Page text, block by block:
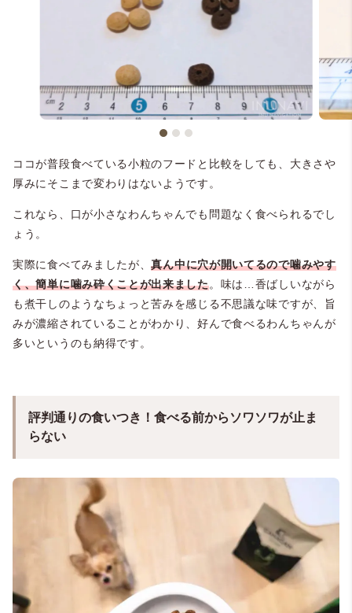
ココが普段食べている小粒のフードと比較をしても、大きさや
厚みにそこまで変わりはないようです。
これなら、口が小さなわんちゃんでも問題なく食べられるでし
ょう。
実際に食べてみましたが、真ん中に穴が開いてるので噛みやす
く、簡単に噛み砕くことが出来ました。味は…香ばしいながら
も煮干しのようなちょっと苦みを感じる不思議な味ですが、旨
みが濃縮されていることがわかり、好んで食べるわんちゃんが
多いというのも納得です。
評判通りの食いつき！食べる前からソワソワが止ま
らない